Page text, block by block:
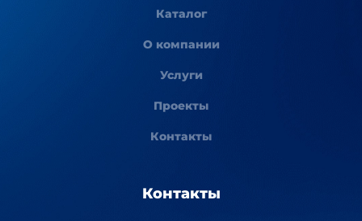
Каталог
О компании
Услуги
Проекты
Контакты
Контакты